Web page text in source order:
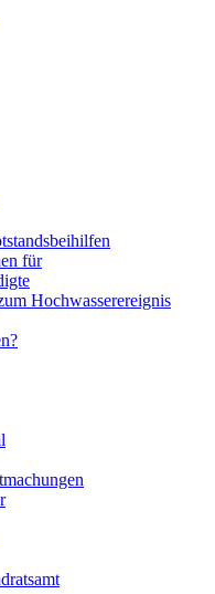
für
Hochwasserereignis